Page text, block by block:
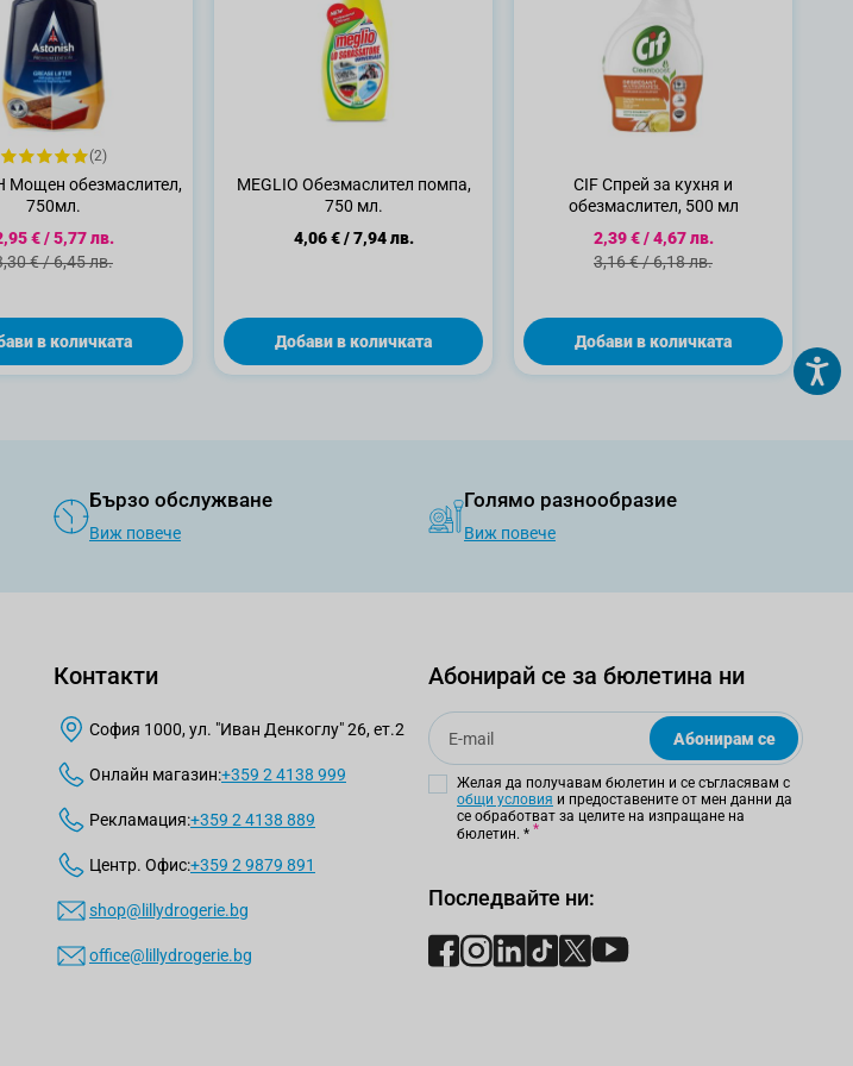
(2)
Мощен обезмаслител,
750мл.
цена
€/5,77 лв.
цена
€/6,45 лв.
в количката
MEGLIO Обезмаслител помпа,
750 мл.
4,06 €/7,94 лв.
Добави в количката
CIF Спрей за кухня и
обезмаслител, 500 мл
Специална цена
2,39 €/4,67 лв.
Стандартна цена
3,16 €/6,18 лв.
Добави в количката
Бързо обслужване
Виж повече
Голямо разнообразие
Виж повече
Контакти
София 1000, ул. "Иван Денкоглу" 26, ет.2
Онлайн магазин:+359 2 4138 999
Рекламация:+359 2 4138 889
Центр. Офис:+359 2 9879 891
shop@lillydrogerie.bg
office@lillydrogerie.bg
Абонирай се за бюлетина ни
Email
Абонирам се
Желая да получавам бюлетин и се съгласявам с
общи условия и предоставените от мен данни да
се обработват за целите на изпращане на
бюлетин. *
Последвайте ни: